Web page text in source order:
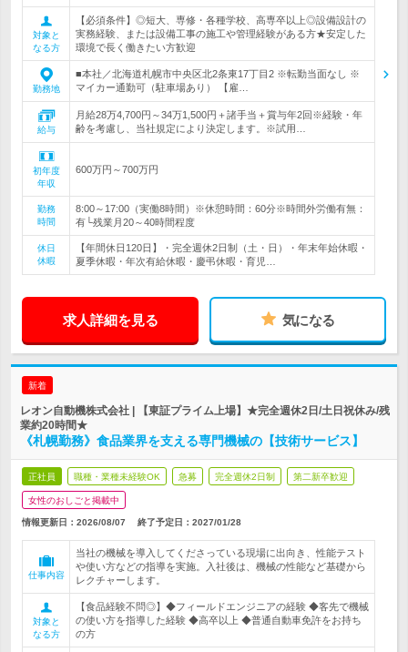
対象と
なる方
【必須条件】◎短大、専修・各種学校、高専卒以上◎設備設計の
実務経験、または設備工事の施工や管理経験がある方★安定した
環境で長く働きたい方歓迎
勤務地
■本社／北海道札幌市中央区北2条東17丁目2 ※転勤当面なし ※
マイカー通勤可（駐車場あり） 【雇…
給与
月給28万4,700円～34万1,500円＋諸手当＋賞与年2回※経験・年
齢を考慮し、当社規定により決定します。※試用…
初年度
年収
600万円～700万円
勤務
時間
8:00～17:00（実働8時間）※休憩時間：60分※時間外労働有無：
有└残業月20～40時間程度
休日
休暇
【年間休日120日】・完全週休2日制（土・日）・年末年始休暇・
夏季休暇・年次有給休暇・慶弔休暇・育児…
求人詳細を見る 気になる
新着
レオン自動機株式会社 | 【東証プライム上場】★完全週休2日/土日祝休み/残
業約20時間★
《札幌勤務》食品業界を支える専門機械の【技術サービス】
正社員 職種・業種未経験OK 急募 完全週休2日制 第二新卒歓迎
女性のおしごと掲載中
情報更新日：2026/08/07 終了予定日： 2027/01/28
仕事内容
当社の機械を導入してくださっている現場に出向き、性能テスト
や使い方などの指導を実施。入社後は、機械の性能など基礎から
レクチャーします。
対象と
なる方
【食品経験不問◎】◆フィールドエンジニアの経験 ◆客先で機械
の使い方を指導した経験 ◆高卒以上 ◆普通自動車免許をお持ち
の方